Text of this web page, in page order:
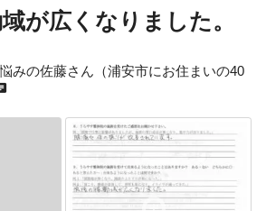
が広くなりました。
みの佐藤さん（浦安市にお住まいの40